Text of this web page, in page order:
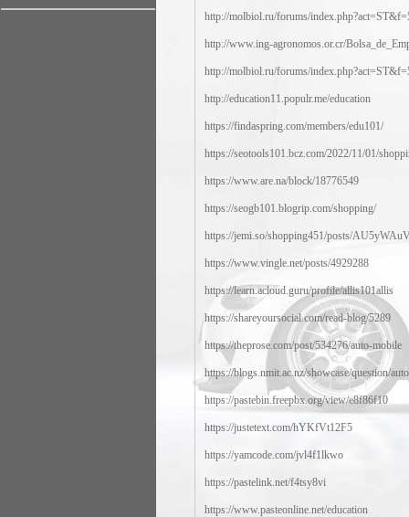
http://molbiol.ru/forums/
http://www.ing-agronomos.or.cr/
http://molbiol.ru/forums/
http://education11.populr.me/education
https://findaspring.com/members/edu101/
https://seotools101.bcz.com/2022/11/01/
https://www.are.na/block/18776549
https://seogb101.blogrip.com/shopping/
https://jemi.so/shopping451/posts/
https://www.vingle.net/posts/4929288
https://learn.acloud.guru/profile/allis101allis
https://shareyoursocial.com/read-blog/5289
https://theprose.com/post/534276/auto-mobile
https://blogs.nmit.ac.nz/showcase/question/
https://pastebin.freepbx.org/view/e8f86f10
https://justetext.com/hYKfVt12F5
https://yamcode.com/jvl4f1lkwo
https://pastelink.net/f4tsy8vi
https://www.pasteonline.net/education